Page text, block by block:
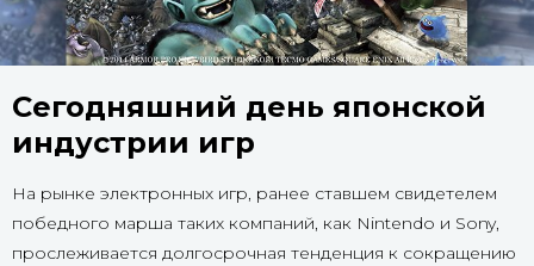
Français
Español
В деталях
Факты о Японии
Новости
Путеводитель по Японии
Сегодняшний день японской
индустрии игр
На рынке электронных игр, ранее ставшем свидетелем
победного марша таких компаний, как Nintendo и Sony,
прослеживается долгосрочная тенденция к сокращению